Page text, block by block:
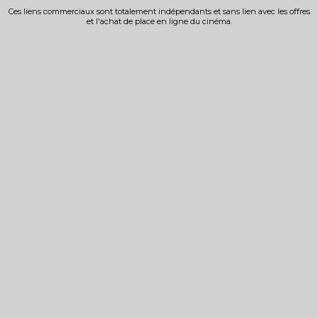
Ces liens commerciaux sont totalement indépendants et sans lien avec les offres
et l'achat de place en ligne du cinéma.